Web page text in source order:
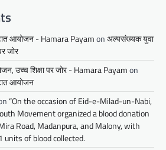
आयोजन - Hamara Payamonअल्पसंख्यक युवा
जोर
उच्च शिक्षा पर जोर - Hamara Payamon
आयोजन
“On the occasion of Eid-e-Milad-un-Nabi,
Movement organized a blood donation
Road, Madanpura, and Malony, with
of blood collected.